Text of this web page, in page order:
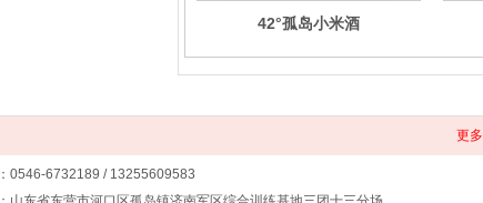
42°孤岛小米酒
更多
0546-6732189 / 13255609583